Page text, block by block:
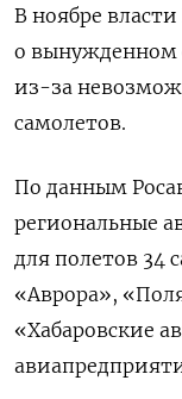
В ноябре
о вынужденном
из-за
самолетов.
По данным
региональные
для полетов 34
«Аврора»,
«Хабаровские